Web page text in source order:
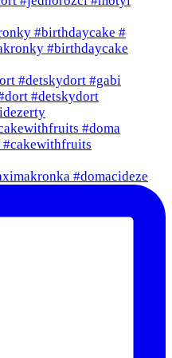
#birthdaycake #
#detskydort #gabi
#doma
#domacideze